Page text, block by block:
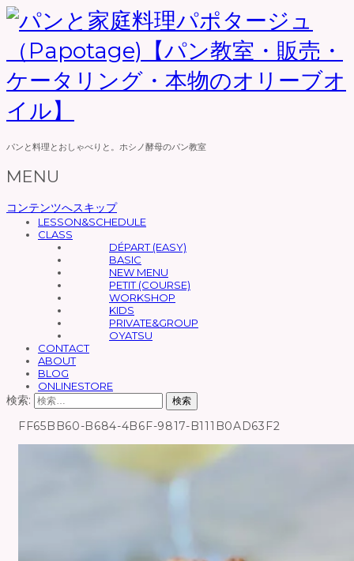
パンと料理とおしゃべりと。ホシノ酵母のパン教室
MENU
コンテンツへスキップ
LESSON&SCHEDULE
CLASS
DÉPART (EASY)
BASIC
NEW MENU
PETIT (COURSE)
WORKSHOP
KIDS
PRIVATE&GROUP
OYATSU
CONTACT
ABOUT
BLOG
ONLINESTORE
検索:
FF65BB60-B684-4B6F-9817-B111B0AD63F2